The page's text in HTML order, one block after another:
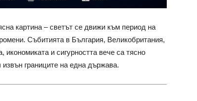
картина – светът се движи към период на
Събитията в България, Великобритания,
икономиката и сигурността вече са тясно
границите на една държава.